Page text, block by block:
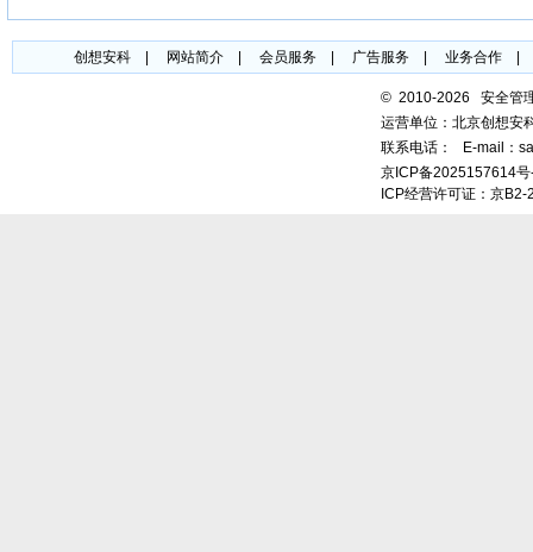
创想安科| 网站简介| 会员服务| 广告服务| 业务合作|
© 2010-2026 安全
运营单位：北京创想安
联系电话：
E-mail：
京ICP备2025157614
ICP经营许可证：京